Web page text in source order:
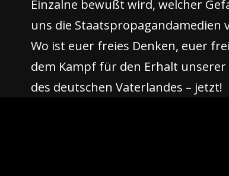
Einzalne bewußt wird, welcher
uns die
Wo ist euer freies Denken, euer
dem Kampf für den Erhalt
des deutschen Vaterlandes – jetzt!